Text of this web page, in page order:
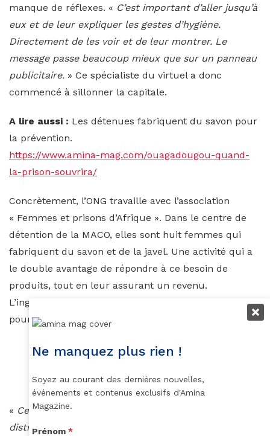
manque de réflexes. « C’est important d’aller jusqu’à
eux et de leur expliquer les gestes d’hygiène.
Directement de les voir et de leur montrer. Le
message passe beaucoup mieux que sur un panneau
publicitaire. » Ce spécialiste du virtuel a donc
commencé à sillonner la capitale.
A lire aussi : Les détenues fabriquent du savon pour
la prévention.
https://www.amina-mag.com/ouagadougou-quand-
la-prison-souvrira/
Concrètement, l’ONG travaille avec l’association
« Femmes et prisons d’Afrique ». Dans le centre de
détention de la MACO, elles sont huit femmes qui
fabriquent du savon et de la javel. Une activité qui a
le double avantage de répondre à ce besoin de
produits, tout en leur assurant un revenu.
L’ingénieur s’est donc associé à Khady Sy Ouedraogo,
pour ses tournées à travers Ouaga.
démonstrations faites aux habitants.
« Ces visites sur les marchés nous ont permis déjà de
distribuer des masques. Même si le nombre est
Ne manquez plus rien !
Soyez au courant des dernières nouvelles,
événements et contenus exclusifs d'Amina
Magazine.
Prénom *